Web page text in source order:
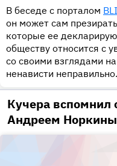
В беседе с порталом
он может сам
которые ее
обществу относится с
со своими взглядами
ненависти неправильно.
Кучера вспомнил
Андреем